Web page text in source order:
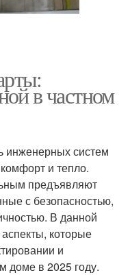
в частном
инженерных систем
и тепло.
предъявляют
с безопасностью,
В данной
которые
и
доме в 2025 году.